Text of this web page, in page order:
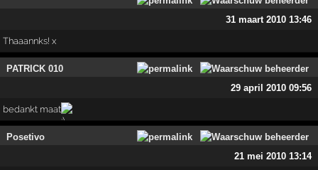
31 maart 2010 13:46
Thaaannks! x
PATRICK 010
29 april 2010 09:56
bedankt maat
Posetivo
21 mei 2010 13:14